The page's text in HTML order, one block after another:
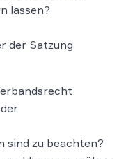
lassen?
der Satzung
sind zu beachten?